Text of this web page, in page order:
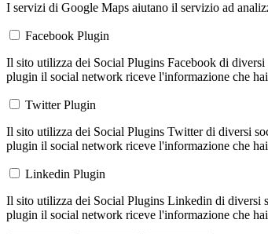
I servizi di Google Maps aiutano il servizio ad
Facebook Plugin
Il sito utilizza dei Social Plugins Facebook di
plugin il social network riceve l'informazione che
Twitter Plugin
Il sito utilizza dei Social Plugins Twitter di diversi
plugin il social network riceve l'informazione che
Linkedin Plugin
Il sito utilizza dei Social Plugins Linkedin di diversi
plugin il social network riceve l'informazione che